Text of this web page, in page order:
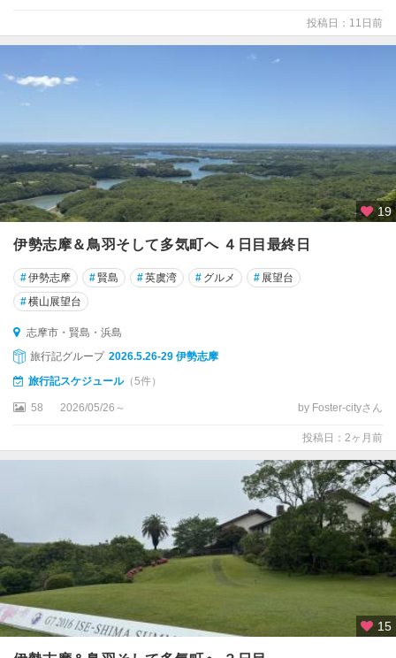
投稿日：11日前
19
伊勢志摩＆鳥羽そして多気町へ ４日目最終日
#伊勢志摩 #賢島 #英虞湾 # グルメ # 展望台
#横山展望台
志摩市・賢島・浜島
旅行記グループ 2026.5.26-29 伊勢志摩
旅行記スケジュール（5件）
58 2026/05/26～ by Foster-cityさん
投稿日：2ヶ月前
15